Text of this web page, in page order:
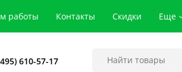
работы Контакты Скидки Еще
610-57-17